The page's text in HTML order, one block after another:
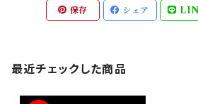
保存 シェア
最近チェックした商品